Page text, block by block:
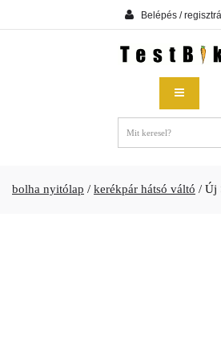
Belépés /
bolha nyitólap / kerékpár hátsó váltó / Új